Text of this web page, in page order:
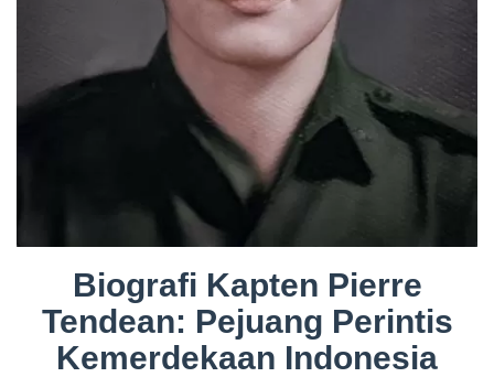
Biografi Kapten Pierre
Tendean: Pejuang Perintis
Kemerdekaan Indonesia